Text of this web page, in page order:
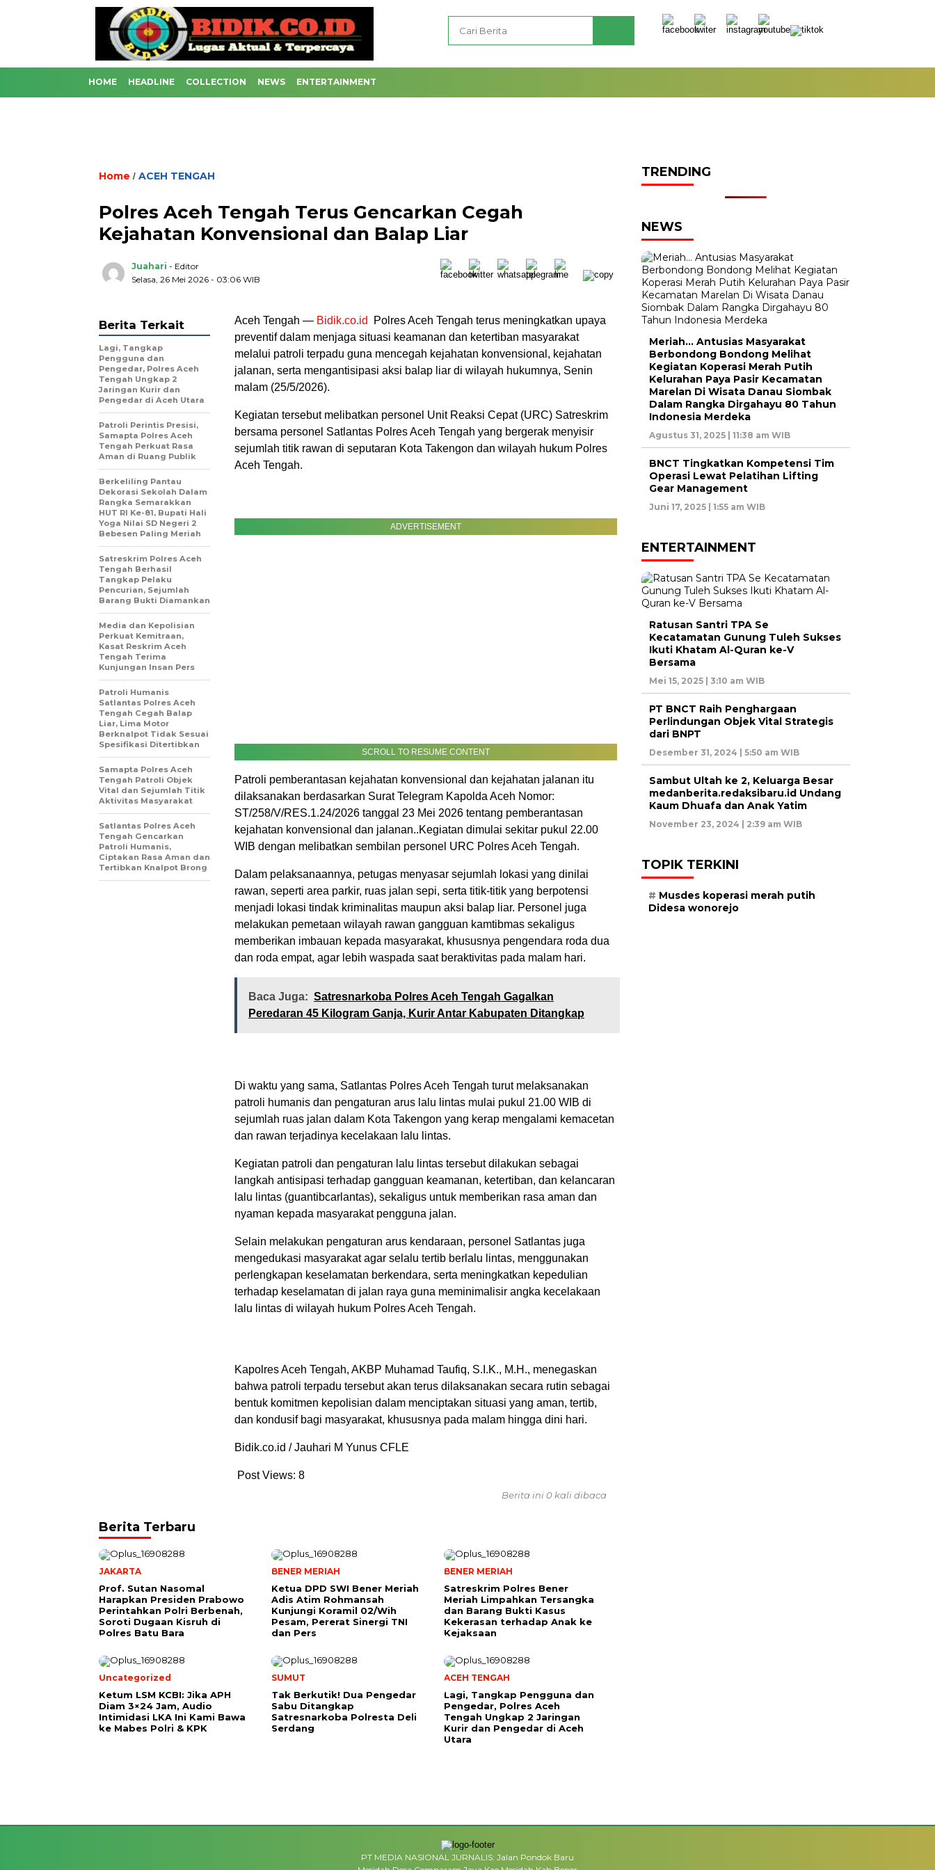
HOME HEADLINE COLLECTION NEWS ENTERTAINMENT
Home / ACEH TENGAH
Polres Aceh Tengah Terus Gencarkan Cegah
Kejahatan Konvensional dan Balap Liar
Juahari - Editor
Selasa, 26 Mei 2026 - 03:06 WIB
Aceh Tengah — Bidik.co.id
Polres Aceh Tengah terus meningkatkan upaya
preventif dalam menjaga situasi keamanan dan ketertiban masyarakat
melalui patroli terpadu guna mencegah kejahatan konvensional, kejahatan
jalanan, serta mengantisipasi aksi balap liar di wilayah hukumnya, Senin
malam (25/5/2026).
Kegiatan tersebut melibatkan personel Unit Reaksi Cepat (URC) Satreskrim
bersama personel Satlantas Polres Aceh Tengah yang bergerak menyisir
sejumlah titik rawan di seputaran Kota Takengon dan wilayah hukum Polres
Aceh Tengah.
ADVERTISEMENT
SCROLL TO RESUME CONTENT
Patroli pemberantasan kejahatan konvensional dan kejahatan jalanan itu
dilaksanakan berdasarkan Surat Telegram Kapolda Aceh Nomor:
ST/258/V/RES.1.24/2026 tanggal 23 Mei 2026 tentang pemberantasan
kejahatan konvensional dan jalanan..Kegiatan dimulai sekitar pukul 22.00
WIB dengan melibatkan sembilan personel URC Polres Aceh Tengah.
Dalam pelaksanaannya, petugas menyasar sejumlah lokasi yang dinilai
rawan, seperti area parkir, ruas jalan sepi, serta titik-titik yang berpotensi
menjadi lokasi tindak kriminalitas maupun aksi balap liar. Personel juga
melakukan pemetaan wilayah rawan gangguan kamtibmas sekaligus
memberikan imbauan kepada masyarakat, khususnya pengendara roda dua
dan roda empat, agar lebih waspada saat beraktivitas pada malam hari.
Baca Juga: Satresnarkoba Polres Aceh Tengah Gagalkan
Peredaran 45 Kilogram Ganja, Kurir Antar Kabupaten Ditangkap
Di waktu yang sama, Satlantas Polres Aceh Tengah turut melaksanakan
patroli humanis dan pengaturan arus lalu lintas mulai pukul 21.00 WIB di
sejumlah ruas jalan dalam Kota Takengon yang kerap mengalami kemacetan
dan rawan terjadinya kecelakaan lalu lintas.
Kegiatan patroli dan pengaturan lalu lintas tersebut dilakukan sebagai
langkah antisipasi terhadap gangguan keamanan, ketertiban, dan kelancaran
lalu lintas (guantibcarlantas), sekaligus untuk memberikan rasa aman dan
nyaman kepada masyarakat pengguna jalan.
Selain melakukan pengaturan arus kendaraan, personel Satlantas juga
mengedukasi masyarakat agar selalu tertib berlalu lintas, menggunakan
perlengkapan keselamatan berkendara, serta meningkatkan kepedulian
terhadap keselamatan di jalan raya guna meminimalisir angka kecelakaan
lalu lintas di wilayah hukum Polres Aceh Tengah.
Kapolres Aceh Tengah, AKBP Muhamad Taufiq, S.I.K., M.H., menegaskan
bahwa patroli terpadu tersebut akan terus dilaksanakan secara rutin sebagai
bentuk komitmen kepolisian dalam menciptakan situasi yang aman, tertib,
dan kondusif bagi masyarakat, khususnya pada malam hingga dini hari.
Bidik.co.id / Jauhari M Yunus CFLE
Post Views: 8
Berita Terkait
Lagi, Tangkap
Pengguna dan
Pengedar, Polres Aceh
Tengah Ungkap 2
Jaringan Kurir dan
Pengedar di Aceh Utara
Patroli Perintis Presisi,
Samapta Polres Aceh
Tengah Perkuat Rasa
Aman di Ruang Publik
Berkeliling Pantau
Dekorasi Sekolah Dalam
Rangka Semarakkan
HUT RI Ke-81, Bupati Hali
Yoga Nilai SD Negeri 2
Bebesen Paling Meriah
Satreskrim Polres Aceh
Tengah Berhasil
Tangkap Pelaku
Pencurian, Sejumlah
Barang Bukti Diamankan
Media dan Kepolisian
Perkuat Kemitraan,
Kasat Reskrim Aceh
Tengah Terima
Kunjungan Insan Pers
Patroli Humanis
Satlantas Polres Aceh
Tengah Cegah Balap
Liar, Lima Motor
Berknalpot Tidak Sesuai
Spesifikasi Ditertibkan
Samapta Polres Aceh
Tengah Patroli Objek
Vital dan Sejumlah Titik
Aktivitas Masyarakat
Satlantas Polres Aceh
Tengah Gencarkan
Patroli Humanis,
Ciptakan Rasa Aman dan
Tertibkan Knalpot Brong
Berita ini 0 kali dibaca
Berita Terbaru
JAKARTA
Prof. Sutan Nasomal
Harapkan Presiden Prabowo
Perintahkan Polri Berbenah,
Soroti Dugaan Kisruh di
Polres Batu Bara
BENER MERIAH
Ketua DPD SWI Bener Meriah
Adis Atim Rohmansah
Kunjungi Koramil 02/Wih
Pesam, Pererat Sinergi TNI
dan Pers
BENER MERIAH
Satreskrim Polres Bener
Meriah Limpahkan Tersangka
dan Barang Bukti Kasus
Kekerasan terhadap Anak ke
Kejaksaan
Uncategorized
Ketum LSM KCBI: Jika APH
Diam 3×24 Jam, Audio
Intimidasi LKA Ini Kami Bawa
ke Mabes Polri & KPK
SUMUT
Tak Berkutik! Dua Pengedar
Sabu Ditangkap
Satresnarkoba Polresta Deli
Serdang
ACEH TENGAH
Lagi, Tangkap Pengguna dan
Pengedar, Polres Aceh
Tengah Ungkap 2 Jaringan
Kurir dan Pengedar di Aceh
Utara
TRENDING
NEWS
Meriah… Antusias Masyarakat
Berbondong Bondong Melihat
Kegiatan Koperasi Merah Putih
Kelurahan Paya Pasir Kecamatan
Marelan Di Wisata Danau Siombak
Dalam Rangka Dirgahayu 80 Tahun
Indonesia Merdeka
Agustus 31, 2025 | 11:38 am WIB
BNCT Tingkatkan Kompetensi Tim
Operasi Lewat Pelatihan Lifting
Gear Management
Juni 17, 2025 | 1:55 am WIB
ENTERTAINMENT
Ratusan Santri TPA Se
Kecatamatan Gunung Tuleh Sukses
Ikuti Khatam Al-Quran ke-V
Bersama
Mei 15, 2025 | 3:10 am WIB
PT BNCT Raih Penghargaan
Perlindungan Objek Vital Strategis
dari BNPT
Desember 31, 2024 | 5:50 am WIB
Sambut Ultah ke 2, Keluarga Besar
medanberita.redaksibaru.id Undang
Kaum Dhuafa dan Anak Yatim
November 23, 2024 | 2:39 am WIB
TOPIK TERKINI
Musdes koperasi merah putih
Didesa wonorejo
PT MEDIA NASIONAL JURNALIS: Jalan Pondok Baru